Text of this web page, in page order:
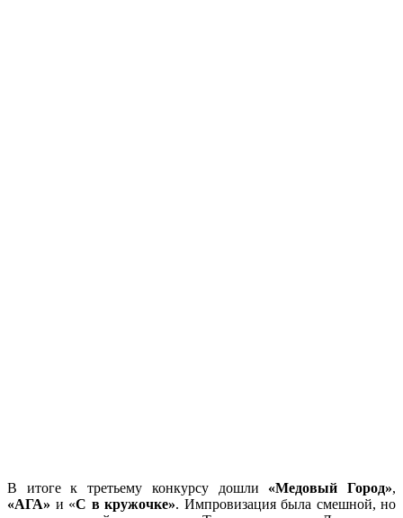
В итоге к третьему конкурсу дошли «Медовый Город»,
«АГА» и «С в кружочке». Импровизация была смешной, но